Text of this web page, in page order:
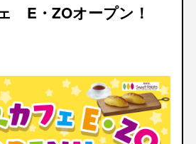
E・ZOオープン！